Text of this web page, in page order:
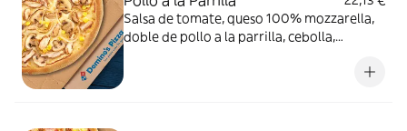
Salsa de tomate, queso 100% mozzarella,
doble de pollo a la parrilla, cebolla,